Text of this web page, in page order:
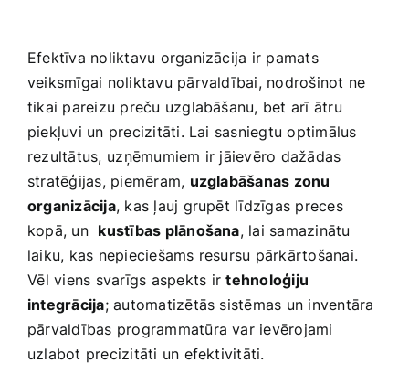
Efektīva noliktavu organizācija ir pamats
veiksmīgai noliktavu pārvaldībai, nodrošinot ne⁢
tikai​ pareizu preču uzglabāšanu,​ bet arī ātru‌
piekļuvi un precizitāti. Lai sasniegtu optimālus
rezultātus,⁣ uzņēmumiem ir jāievēro dažādas
stratēģijas, piemēram, uzglabāšanas​ zonu
organizācija, kas ļauj grupēt‌ līdzīgas preces
kopā, un ​ kustības‌ plānošana, lai samazinātu
laiku, kas nepieciešams resursu pārkārtošanai.
⁣Vēl viens svarīgs aspekts⁢ irtehnoloģiju⁣
integrācija; automatizētās sistēmas un inventāra
pārvaldības programmatūra var ievērojami
uzlabot precizitāti un efektivitāti.